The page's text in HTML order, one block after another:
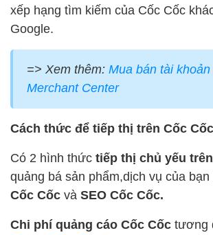
xếp hạng tìm kiếm của Cốc Cốc
Google.
=> Xem thêm: Mua bán tài
Merchant Center
Cách thức để tiếp thị trên Cốc
Có 2 hình thức tiếp thị chủ yếu
quảng bá sản phẩm,dịch vụ của bạn
Cốc Cốc và SEO Cốc Cốc.
Chi phí quảng cáo Cốc Cốc tương